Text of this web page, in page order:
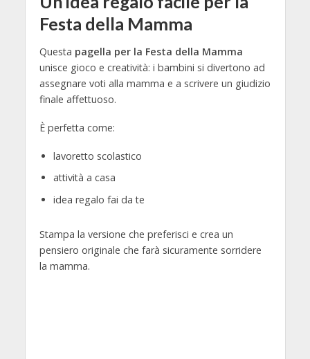
Festa della Mamma
Questa pagella per la Festa della Mamma
unisce gioco e creatività: i bambini si divertono ad
assegnare voti alla mamma e a scrivere un giudizio
finale affettuoso.
È perfetta come:
lavoretto scolastico
attività a casa
idea regalo fai da te
Stampa la versione che preferisci e crea un
pensiero originale che farà sicuramente sorridere
la mamma.